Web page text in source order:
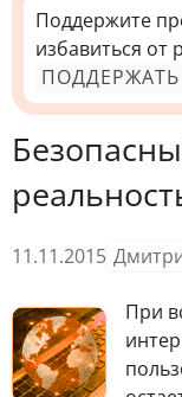
Поддержите
избавиться от
11.11.2015
При